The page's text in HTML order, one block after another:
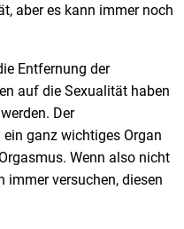
aber es kann immer noch
Entfernung der
auf die Sexualität haben
Der
ganz wichtiges Organ
Wenn also nicht
immer versuchen, diesen